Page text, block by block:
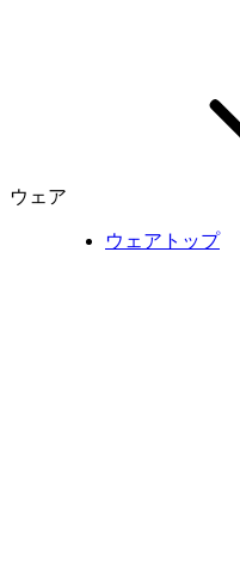
ウェア
ウェアトップ